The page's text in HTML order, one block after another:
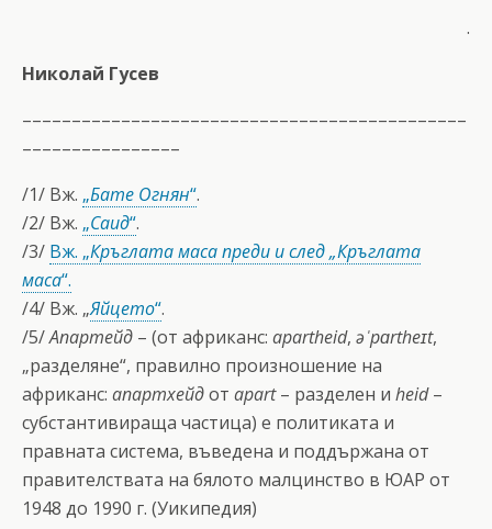
.
Николай Гусев
–––––––––––––––––––––––––––––––––––––––––––––
––––––––––––––––
/1/ Вж. „Бате Огнян“.
/2/ Вж. „Саид“.
/3/ Вж. „Кръглата маса преди и след „Кръглата
маса“.
/4/ Вж. „Яйцето“.
/5/Апартейд – (от африканс: apartheid, əˈpɑrtheɪt,
„разделяне“, правилно произношение на
африканс: апартхейдот apart– разделен и heid–
субстантивираща частица) е политиката и
правната система, въведена и поддържана от
правителствата на бялото малцинство в ЮАР от
1948 до 1990 г. (Уикипедия)